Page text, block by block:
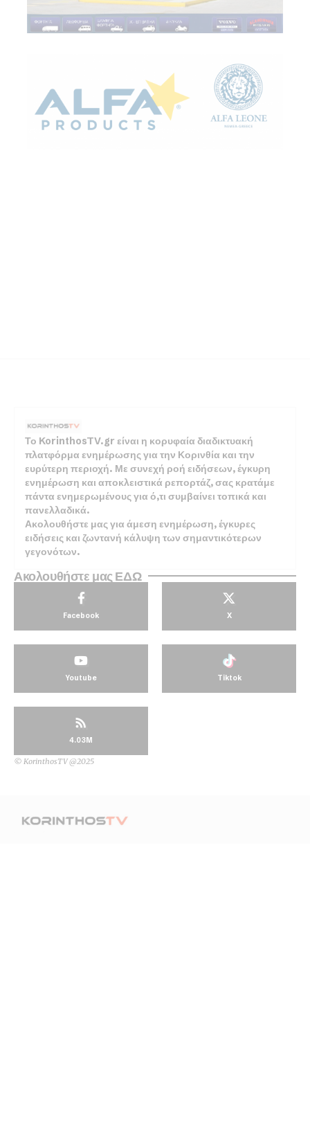
Το KorinthosTV.gr είναι η κορυφαία διαδικτυακή
πλατφόρμα ενημέρωσης για την Κορινθία και την
ευρύτερη περιοχή. Με συνεχή ροή ειδήσεων, έγκυρη
ενημέρωση και αποκλειστικά ρεπορτάζ, σας κρατάμε
πάντα ενημερωμένους για ό,τι συμβαίνει τοπικά και
πανελλαδικά.
Ακολουθήστε μας για άμεση ενημέρωση, έγκυρες
ειδήσεις και ζωντανή κάλυψη των σημαντικότερων
γεγονότων.
Ακολουθήστε μας ΕΔΩ
Facebook X
Youtube Tiktok
4.03M
© KorinthosTV @2025